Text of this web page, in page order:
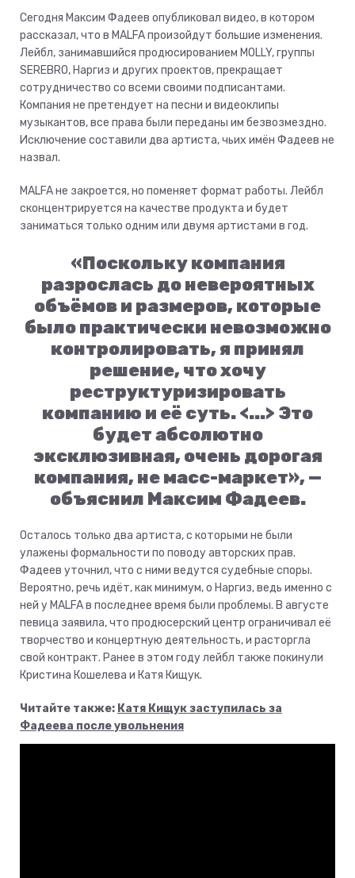
Сегодня Максим Фадеев опубликовал видео, в котором
рассказал, что в MALFA произойдут большие изменения.
Лейбл, занимавшийся продюсированием MOLLY, группы
SEREBRO, Наргиз и других проектов, прекращает
сотрудничество со всеми своими подписантами.
Компания не претендует на песни и видеоклипы
музыкантов, все права были переданы им безвозмездно.
Исключение составили два артиста, чьих имён Фадеев не
назвал.
MALFA не закроется, но поменяет формат работы. Лейбл
сконцентрируется на качестве продукта и будет
заниматься только одним или двумя артистами в год.
«Поскольку компания
разрослась до невероятных
объёмов и размеров, которые
было практически невозможно
контролировать, я принял
решение, что хочу
реструктуризировать
компанию и её суть. <...> Это
будет абсолютно
эксклюзивная, очень дорогая
компания, не масс-маркет», —
объяснил Максим Фадеев.
Осталось только два артиста, с которыми не были
улажены формальности по поводу авторских прав.
Фадеев уточнил, что с ними ведутся судебные споры.
Вероятно, речь идёт, как минимум, о Наргиз, ведь именно с
ней у MALFA в последнее время были проблемы. В августе
певица заявила, что продюсерский центр ограничивал её
творчество и концертную деятельность, и расторгла
свой контракт. Ранее в этом году лейбл также покинули
Кристина Кошелева и Катя Кищук.
Читайте также: Катя Кищук заступилась за
Фадеева после увольнения